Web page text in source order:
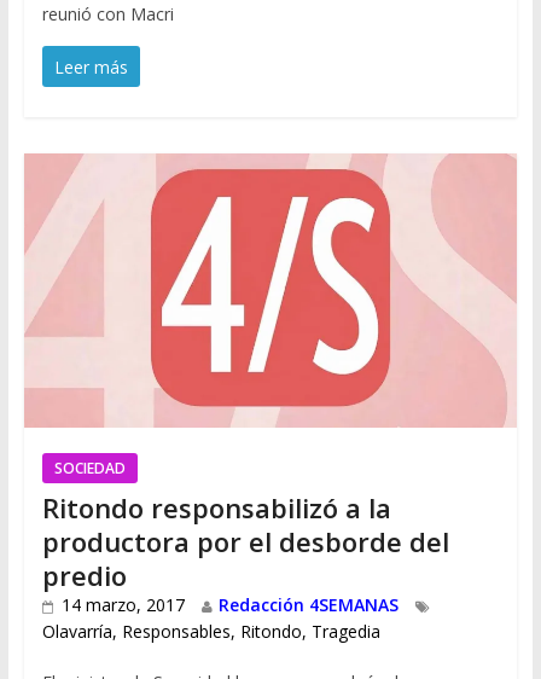
reunió con Macri
Leer más
SOCIEDAD
Ritondo responsabilizó a la
productora por el desborde del
predio
14 marzo, 2017
Redacción 4SEMANAS
Olavarría, Responsables, Ritondo, Tragedia